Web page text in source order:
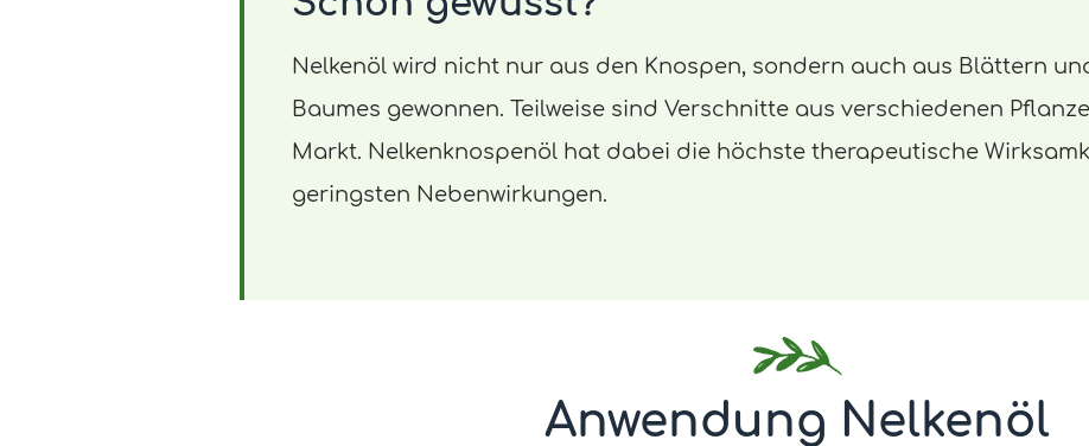
Nelkenöl wird nicht nur aus den Knospen, sondern auch aus Blättern
Baumes gewonnen. Teilweise sind Verschnitte aus verschiedenen
Markt. Nelkenknospenöl hat dabei die höchste therapeutische
geringsten Nebenwirkungen.
Anwendung Nelkenöl